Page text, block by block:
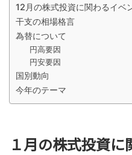
12月の株式投資に関わるイベ
干支の相場格言
為替について
円高要因
円安要因
国別動向
今年のテーマ
１月の株式投資に